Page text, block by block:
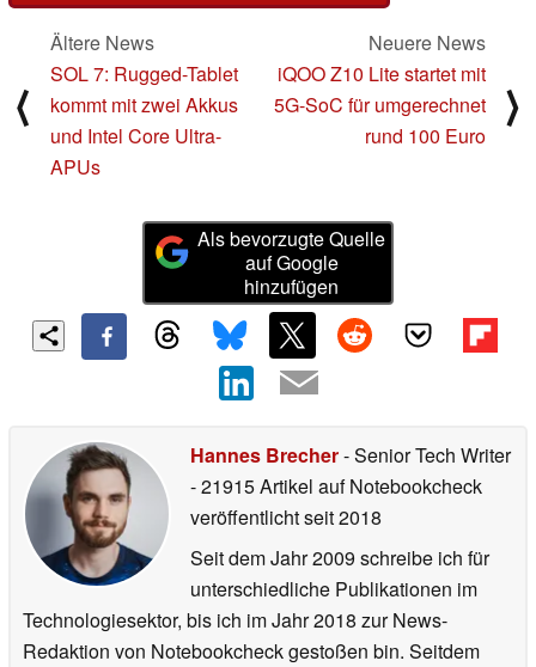
⟨
Ältere News
SOL 7: Rugged-Tablet
kommt mit zwei Akkus
und Intel Core Ultra-
APUs
Neuere News
iQOO Z10 Lite startet mit
5G-SoC für umgerechnet
rund 100 Euro
⟩
Als bevorzugte Quelle
auf Google
hinzufügen
Hannes Brecher- Senior Tech Writer
- 21915 Artikel auf Notebookcheck
veröffentlichtseit 2018
Seit dem Jahr 2009 schreibe ich für
unterschiedliche Publikationen im
Technologiesektor, bis ich im Jahr 2018 zur News-
Redaktion von Notebookcheck gestoßen bin. Seitdem